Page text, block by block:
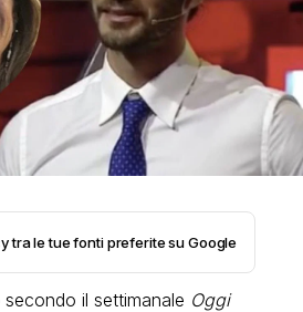
tra le tue fonti preferite su Google
secondo il settimanale Oggi